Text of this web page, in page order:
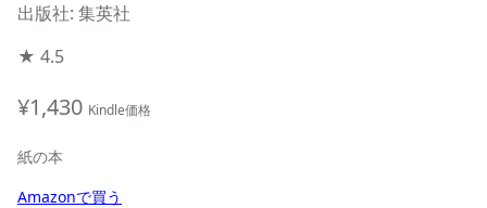
出版社: 集英社
★ 4.5
¥1,430 Kindle価格
紙の本
Amazonで買う